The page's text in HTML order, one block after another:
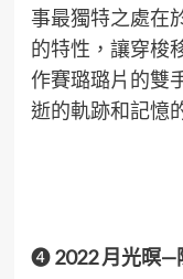
事最獨特之處在
的特性，讓穿梭
作賽璐璐片的雙
逝的軌跡和記憶
❹2022 月光暝—